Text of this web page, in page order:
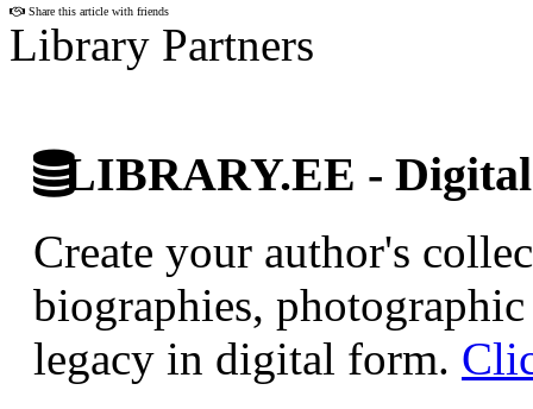
Share this article with friends
Library Partners
LIBRARY.EE -
Create your author's
biographies,
legacy in digital form.